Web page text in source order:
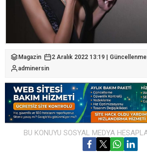
Magazin
2 Aralık 2022 13:19 |
adminersin
BU KONUYU SOSYAL MEDYA